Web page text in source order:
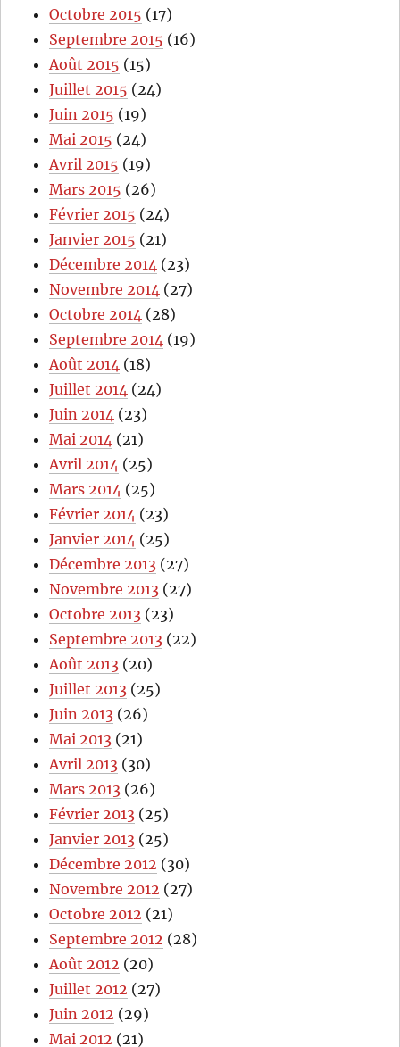
Octobre 2015 (17)
Septembre 2015 (16)
Août 2015 (15)
Juillet 2015 (24)
Juin 2015 (19)
Mai 2015 (24)
Avril 2015 (19)
Mars 2015 (26)
Février 2015 (24)
Janvier 2015 (21)
Décembre 2014 (23)
Novembre 2014 (27)
Octobre 2014 (28)
Septembre 2014 (19)
Août 2014 (18)
Juillet 2014 (24)
Juin 2014 (23)
Mai 2014 (21)
Avril 2014 (25)
Mars 2014 (25)
Février 2014 (23)
Janvier 2014 (25)
Décembre 2013 (27)
Novembre 2013 (27)
Octobre 2013 (23)
Septembre 2013 (22)
Août 2013 (20)
Juillet 2013 (25)
Juin 2013 (26)
Mai 2013 (21)
Avril 2013 (30)
Mars 2013 (26)
Février 2013 (25)
Janvier 2013 (25)
Décembre 2012 (30)
Novembre 2012 (27)
Octobre 2012 (21)
Septembre 2012 (28)
Août 2012 (20)
Juillet 2012 (27)
Juin 2012 (29)
Mai 2012 (21)